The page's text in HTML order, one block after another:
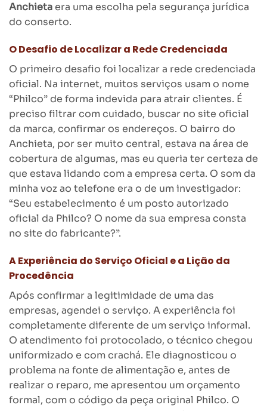
Anchietaera uma escolha pela segurança jurídica
do conserto.
O Desafio de Localizar a Rede Credenciada
O primeiro desafio foi localizar a rede credenciada
oficial. Na internet, muitos serviços usam o nome
“Philco” de forma indevida para atrair clientes. É
preciso filtrar com cuidado, buscar no site oficial
da marca, confirmar os endereços. O bairro do
Anchieta, por ser muito central, estava na área de
cobertura de algumas, mas eu queria ter certeza de
que estava lidando com a empresa certa. O som da
minha voz ao telefone era o de um investigador:
“Seu estabelecimento é um posto autorizado
oficial da Philco? O nome da sua empresa consta
no site do fabricante?”.
A Experiência do Serviço Oficial e a Lição da
Procedência
Após confirmar a legitimidade de uma das
empresas, agendei o serviço. A experiência foi
completamente diferente de um serviço informal.
O atendimento foi protocolado, o técnico chegou
uniformizado e com crachá. Ele diagnosticou o
problema na fonte de alimentação e, antes de
realizar o reparo, me apresentou um orçamento
formal, com o código da peça original Philco. O